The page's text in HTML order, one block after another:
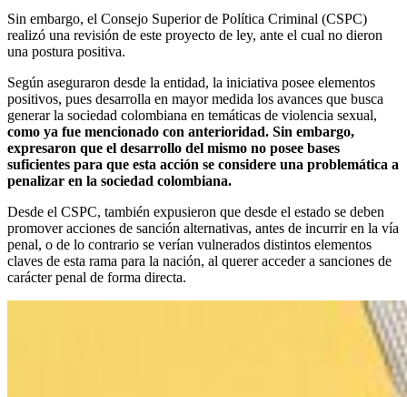
Sin embargo, el Consejo Superior de Política Criminal (CSPC)
realizó una revisión de este proyecto de ley, ante el cual no dieron
una postura positiva.
Según aseguraron desde la entidad, la iniciativa posee elementos
positivos, pues desarrolla en mayor medida los avances que busca
generar la sociedad colombiana en temáticas de violencia sexual,
como ya fue mencionado con anterioridad. Sin embargo,
expresaron que el desarrollo del mismo no posee bases
suficientes para que esta acción se considere una problemática a
penalizar en la sociedad colombiana.
Desde el CSPC, también expusieron que desde el estado se deben
promover acciones de sanción alternativas, antes de incurrir en la vía
penal, o de lo contrario se verían vulnerados distintos elementos
claves de esta rama para la nación, al querer acceder a sanciones de
carácter penal de forma directa.